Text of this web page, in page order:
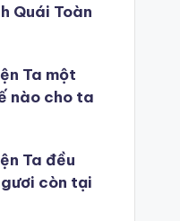
Quái Toàn
Ta một
nào cho ta
Ta đều
còn tại